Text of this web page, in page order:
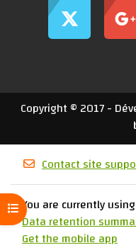
Open course index
Copyright © 2017 -
Contact site
You are currently
Data retention
Get the mobile app